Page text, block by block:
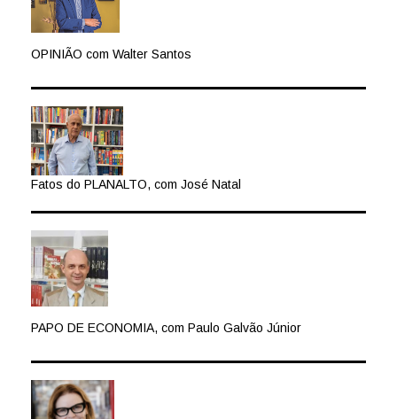
OPINIÃO com Walter Santos
Fatos do PLANALTO, com José Natal
PAPO DE ECONOMIA, com Paulo Galvão Júnior